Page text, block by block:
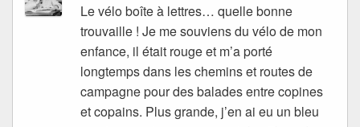
Le vélo boîte à lettres… quelle bonne
trouvaille ! Je me souviens du vélo de mon
enfance, il était rouge et m’a porté
longtemps dans les chemins et routes de
campagne pour des balades entre copines
et copains. Plus grande, j’en ai eu un bleu